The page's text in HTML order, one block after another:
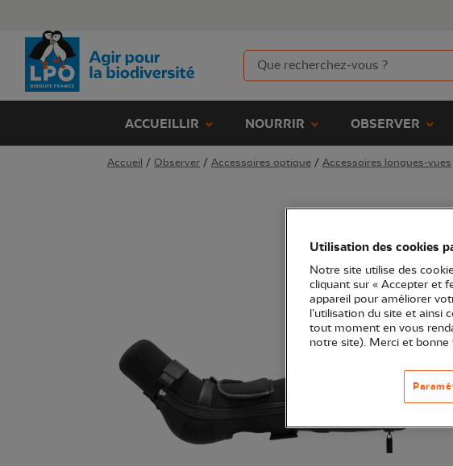
ACCUEILLIR NOURRIR OBSERVER
Accueil / Observer / Accessoires optique / Accessoires longues-vues
Utilisation des cookies
Notre site utilise des
cliquant sur « Accepter et
appareil pour améliorer
l’utilisation du site et ainsi
tout moment en vous
notre site). Merci et bonne